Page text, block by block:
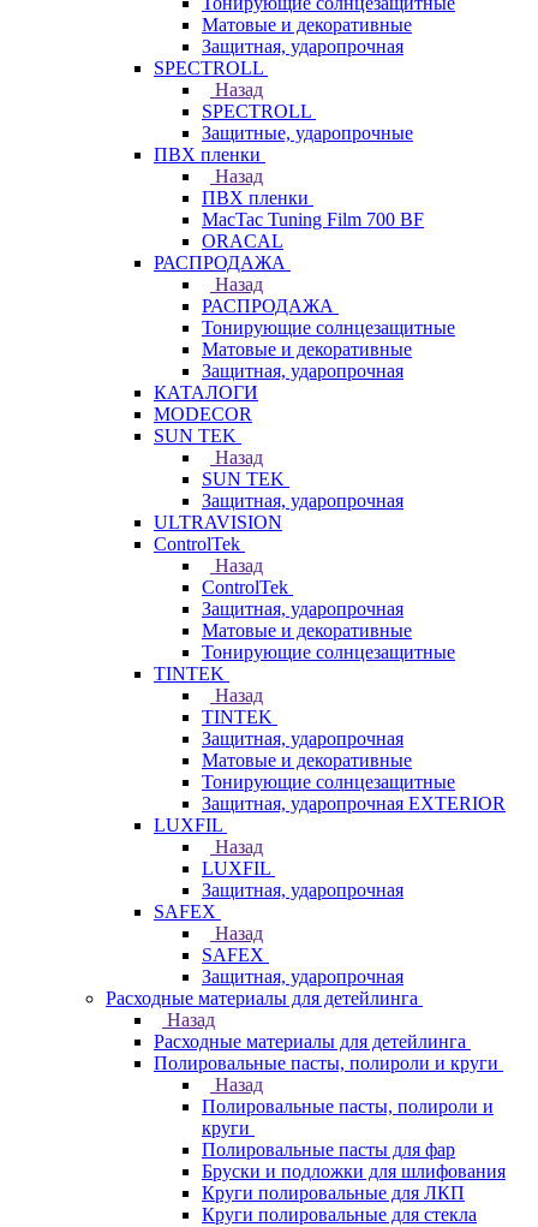
Матовые и декоративные
Защитная, ударопрочная
SPECTROLL
Назад
SPECTROLL
Защитные, ударопрочные
ПВХ пленки
Назад
ПВХ пленки
MacTac Tuning Film 700 BF
ORACAL
РАСПРОДАЖА
Назад
РАСПРОДАЖА
Тонирующие солнцезащитные
Матовые и декоративные
Защитная, ударопрочная
КАТАЛОГИ
MODECOR
SUN TEK
Назад
SUN TEK
Защитная, ударопрочная
ULTRAVISION
ControlTek
Назад
ControlTek
Защитная, ударопрочная
Матовые и декоративные
Тонирующие солнцезащитные
TINTEK
Назад
TINTEK
Защитная, ударопрочная
Матовые и декоративные
Тонирующие солнцезащитные
Защитная, ударопрочная EXTERIOR
LUXFIL
Назад
LUXFIL
Защитная, ударопрочная
SAFEX
Назад
SAFEX
Защитная, ударопрочная
Расходные материалы для детейлинга
Назад
Расходные материалы для детейлинга
Полировальные пасты, полироли и круги
Назад
Полировальные пасты, полироли и
круги
Полировальные пасты для фар
Бруски и подложки для шлифования
Круги полировальные для ЛКП
Круги полировальные для стекла